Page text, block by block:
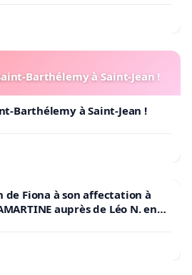
Barthélemy à Saint-Jean !
Barthélemy à Saint-Jean !
de Fiona à son affectation à
auprès de Léo N. en